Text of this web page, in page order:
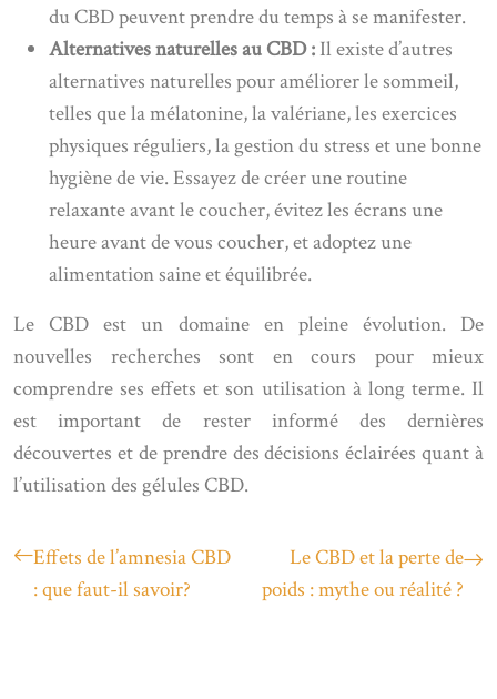
du CBD peuvent prendre du temps à se manifester.
Alternatives naturelles au CBD : Il existe d’autres
alternatives naturelles pour améliorer le sommeil,
telles que la mélatonine, la valériane, les exercices
physiques réguliers, la gestion du stress et une bonne
hygiène de vie. Essayez de créer une routine
relaxante avant le coucher, évitez les écrans une
heure avant de vous coucher, et adoptez une
alimentation saine et équilibrée.
Le CBD est un domaine en pleine évolution. De
nouvelles recherches sont en cours pour mieux
comprendre ses effets et son utilisation à long terme. Il
est important de rester informé des dernières
découvertes et de prendre des décisions éclairées quant à
l’utilisation des gélules CBD.
Effets de l’amnesia CBD
: que faut-il savoir?
Le CBD et la perte de
poids : mythe ou réalité ?